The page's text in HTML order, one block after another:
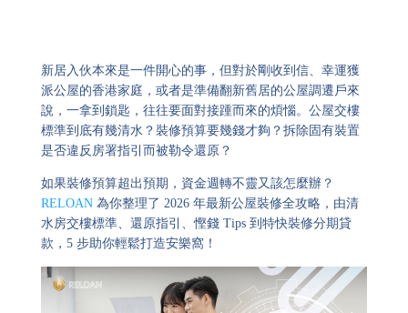
新居入伙本來是一件開心的事，但對於剛收到信、幸運獲
派公屋的香港家庭，或者是準備翻新舊居的公屋調遷戶來
說，一拿到鎖匙，往往要面對接踵而來的煩惱。公屋交樓
標準到底有幾清水？裝修預算要幾錢才夠？拆除固有裝置
是否違反房署指引而被勒令還原？
如果裝修預算超出預期，資金週轉不靈又該怎麼辦？
RELOAN 為你整理了 2026 年最新公屋裝修全攻略，由清
水房交樓標準、還原指引、慳錢 Tips 到特快裝修分期貸
款，5 步助你輕鬆打造安樂窩！